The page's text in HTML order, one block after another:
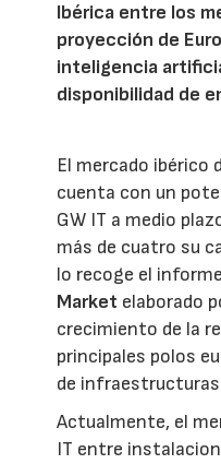
Ibérica entre los
proyección de
inteligencia
disponibilidad de
El mercado ibérico
cuenta con un
GW IT a medio
más de cuatro su
lo recoge el
Market elaborado
crecimiento de la
principales polos
de
Actualmente, el
IT entre